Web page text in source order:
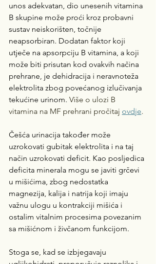
unos adekvatan, dio unesenih vitamina
B skupine može proći kroz probavni
sustav neiskorišten, točnije
neapsorbiran. Dodatan faktor koji
utječe na apsorpciju B vitamina, a koji
može biti prisutan kod ovakvih načina
prehrane, je dehidracija i neravnoteža
elektrolita zbog povećanog izlučivanja
tekućine urinom. Više o ulozi B
vitamina na MF prehrani pročitaj ovdje.
Češća urinacija također može
uzrokovati gubitak elektrolita i na taj
način uzrokovati deficit. Kao posljedica
deficita minerala mogu se javiti grčevi
u mišićima, zbog nedostatka
magnezija, kalija i natrija koji imaju
važnu ulogu u kontrakciji mišića i
ostalim vitalnim procesima povezanim
sa mišićnom i živčanom funkcijom.
Stoga se, kad se izbjegavaju